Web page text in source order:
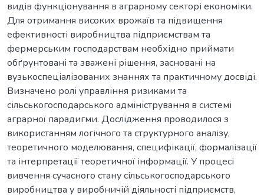
видів функціонування в аграрному секторі економіки.
Для отримання високих врожаїв та підвищення
ефективності виробництва підприємствам та
фермерським господарствам необхідно приймати
обґрунтовані та зважені рішення, засновані на
вузькоспеціалізованих знаннях та практичному досвіді.
Визначено ролі управління ризиками та
сільськогосподарського адміністрування в системі
аграрної парадигми. Дослідження проводилося з
використанням логічного та структурного аналізу,
теоретичного моделювання, специфікації, формалізації
та інтерпретації теоретичної інформації. У процесі
вивчення сучасного стану сільськогосподарського
виробництва у виробничій діяльності підприємств,